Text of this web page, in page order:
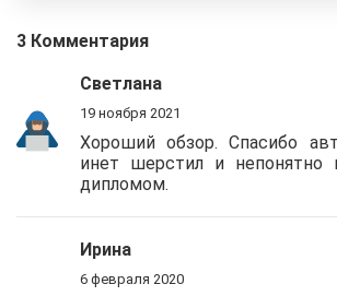
3 Комментария
Светлана
19 ноября 2021
Хороший обзор. Спасибо
инет шерстил и непонятно
дипломом.
Ирина
6 февраля 2020